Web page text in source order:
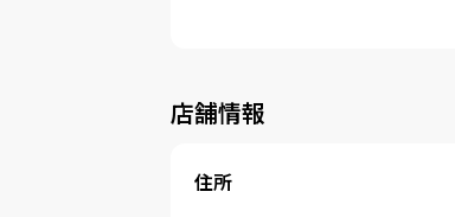
店舗情報
住所